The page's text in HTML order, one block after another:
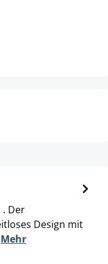
Der
Design mit
Mehr